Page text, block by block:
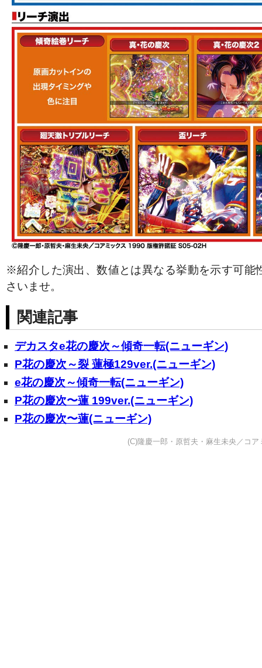
※紹介した演出、数値とは異なる挙動を示す可能
さいませ。
関連記事
デカスタe花の慶次～傾奇一転(ニューギン)
P花の慶次～裂 蓮極129ver.(ニューギン)
e花の慶次～傾奇一転(ニューギン)
P花の慶次〜蓮 199ver.(ニューギン)
P花の慶次〜蓮(ニューギン)
(C)隆慶一郎・原哲夫・麻生未央／コ